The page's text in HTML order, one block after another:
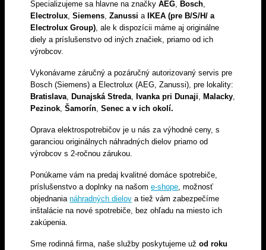
Špecializujeme sa hlavne na značkyAEG Bosch
Electrolux Siemens Zanussia IKEA (pre B/S/H/ a
Electrolux Group) , ale k dispozícii máme aj originálne
diely a príslušenstvo od iných značiek, priamo od ich
výrobcov.
Vykonávame záručný a pozáručný autorizovaný servis pre
Bosch (Siemens) a Electrolux (AEG, Zanussi), pre lokality:
Bratislava Dunajská Streda Ivanka pri Dunaji Malacky
Pezinok Šamorín Senec a v ich okolí.
Oprava elektrospotrebičov je u nás za výhodné ceny, s
garanciou originálnych náhradných dielov priamo od
výrobcov s 2-ročnou zárukou.
Ponúkame vám na predaj kvalitné domáce spotrebiče,
príslušenstvo a doplnky na našome-shope , možnosť
objednanianáhradných dielov a tiež vám zabezpečíme
inštalácie na nové spotrebiče, bez ohľadu na miesto ich
zakúpenia.
Sme rodinná firma, naše služby poskytujeme užod roku